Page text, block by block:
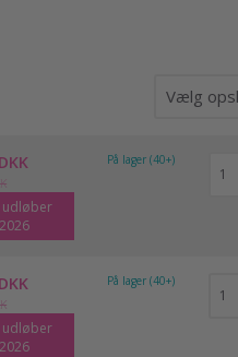
På lager (40+)
På lager (40+)